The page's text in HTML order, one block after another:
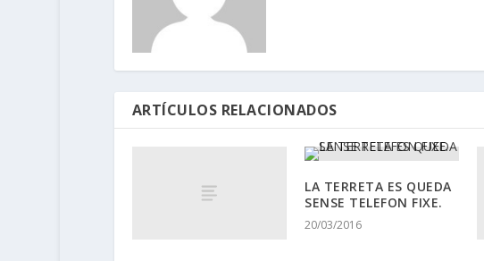
ARTÍCULOS RELACIONADOS
LA TERRETA ES QUEDA
SENSE TELEFON FIXE.
20/03/2016